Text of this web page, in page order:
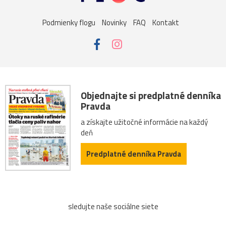
Podmienky flogu Novinky FAQ Kontakt
Objednajte si predplatné denníka
Pravda
a získajte užitočné informácie na každý
deň
Predplatné denníka Pravda
sledujte naše sociálne siete